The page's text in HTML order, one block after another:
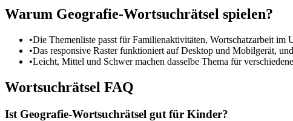
Warum Geografie-Wortsuchrätsel spielen?
•Die Themenliste passt für Familienaktivitäten, Wortschatzarbeit im
•Das responsive Raster funktioniert auf Desktop und Mobilgerät,
•Leicht, Mittel und Schwer machen dasselbe Thema für
Wortsuchrätsel FAQ
Ist Geografie-Wortsuchrätsel gut für Kinder?